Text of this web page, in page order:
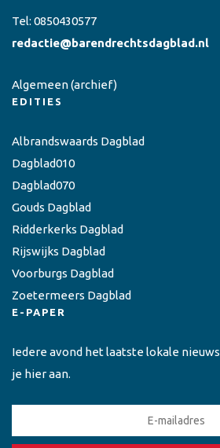
Tel: 0850430577
redactie@barendrechtsdagblad.nl
Algemeen(archief)
EDITIES
Albrandswaards Dagblad
Dagblad010
Dagblad070
Gouds Dagblad
Ridderkerks Dagblad
Rijswijks Dagblad
Voorburgs Dagblad
Zoetermeers Dagblad
E-PAPER
Iedere avond het laatste lokale
je hier aan.